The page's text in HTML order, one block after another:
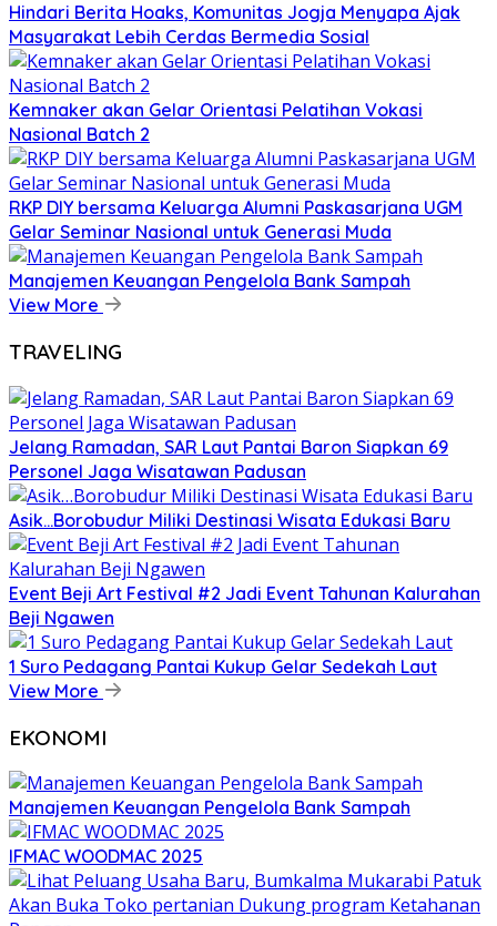
Hindari Berita Hoaks, Komunitas Jogja Menyapa Ajak
Masyarakat Lebih Cerdas Bermedia Sosial
Kemnaker akan Gelar Orientasi Pelatihan Vokasi
Nasional Batch 2
RKP DIY bersama Keluarga Alumni Paskasarjana UGM
Gelar Seminar Nasional untuk Generasi Muda
Manajemen Keuangan Pengelola Bank Sampah
View More
TRAVELING
Jelang Ramadan, SAR Laut Pantai Baron Siapkan 69
Personel Jaga Wisatawan Padusan
Asik…Borobudur Miliki Destinasi Wisata Edukasi Baru
Event Beji Art Festival #2 Jadi Event Tahunan Kalurahan
Beji Ngawen
1 Suro Pedagang Pantai Kukup Gelar Sedekah Laut
View More
EKONOMI
Manajemen Keuangan Pengelola Bank Sampah
IFMAC WOODMAC 2025